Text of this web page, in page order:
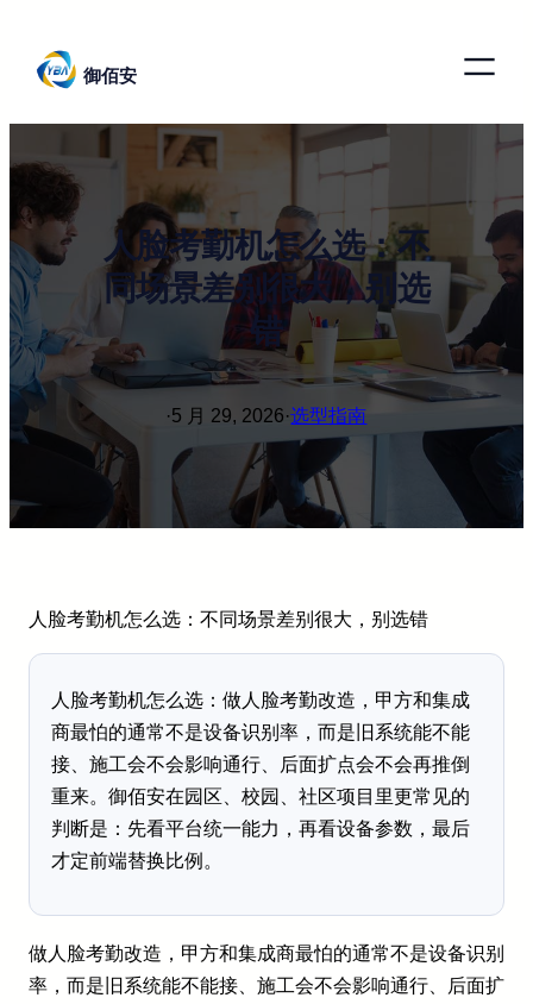
御佰安
人脸考勤机怎么选：不
同场景差别很大，别选
错
·5 月 29, 2026·选型指南
人脸考勤机怎么选：不同场景差别很大，别选错
人脸考勤机怎么选：做人脸考勤改造，甲方和集成
商最怕的通常不是设备识别率，而是旧系统能不能
接、施工会不会影响通行、后面扩点会不会再推倒
重来。御佰安在园区、校园、社区项目里更常见的
判断是：先看平台统一能力，再看设备参数，最后
才定前端替换比例。
做人脸考勤改造，甲方和集成商最怕的通常不是设备识别
率，而是旧系统能不能接、施工会不会影响通行、后面扩